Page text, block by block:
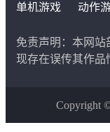
单机游戏 动作
免责声明：本网站
现存在误传其作品
Copyright